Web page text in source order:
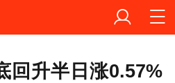
回升半日涨0.57%